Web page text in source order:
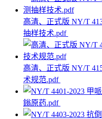
高清、正式版 NY/T
抽样技术.pdf
高清、正式版 NY/T
术规范.pdf
鎓原药.pdf